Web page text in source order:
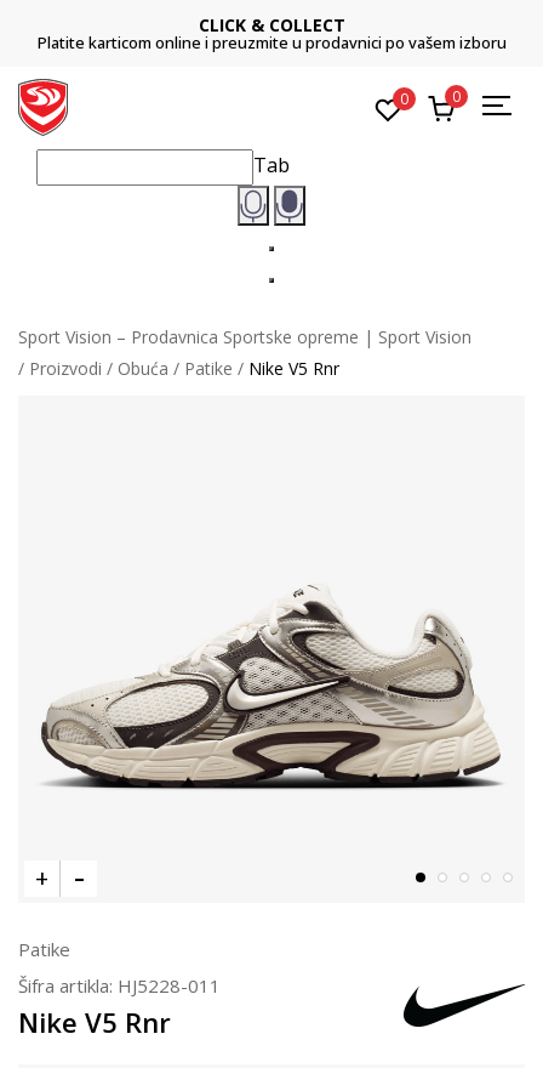
CLICK & COLLECT
Platite karticom online i preuzmite u prodavnici po vašem izboru
0 0
Tab
Sport Vision – Prodavnica Sportske opreme | Sport Vision
Proizvodi
Obuća Patike Nike V5 Rnr
Patike
Šifra artikla: HJ5228-011
Nike V5 Rnr